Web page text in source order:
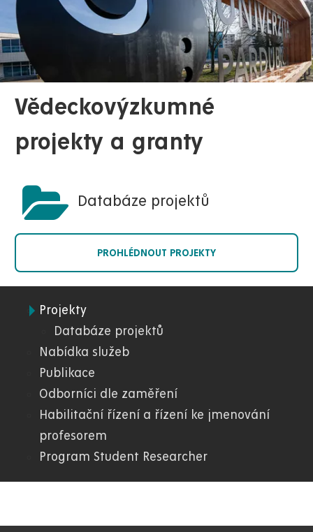
Vědeckovýzkumné
projekty a granty
Databáze projektů
PROHLÉDNOUT PROJEKTY
FEI
Projekty
Databáze projektů
Nabídka služeb
Publikace
Odborníci dle zaměření
Habilitační řízení a řízení ke jmenování
profesorem
Program Student Researcher